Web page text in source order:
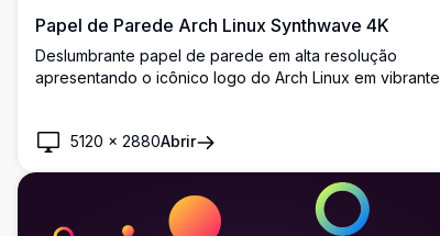
Papel de Parede Arch Linux Synthwave 4K
Deslumbrante papel de parede em alta resolução
apresentando o icônico logo do Arch Linux em vibrante
criando uma fusão perfeita entre design retrô-futurista e
5120 × 2880Abrir